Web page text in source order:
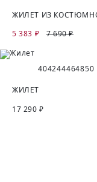
5 383 ₽
7 690 ₽
404244464850
ЖИЛЕТ
17 290 ₽